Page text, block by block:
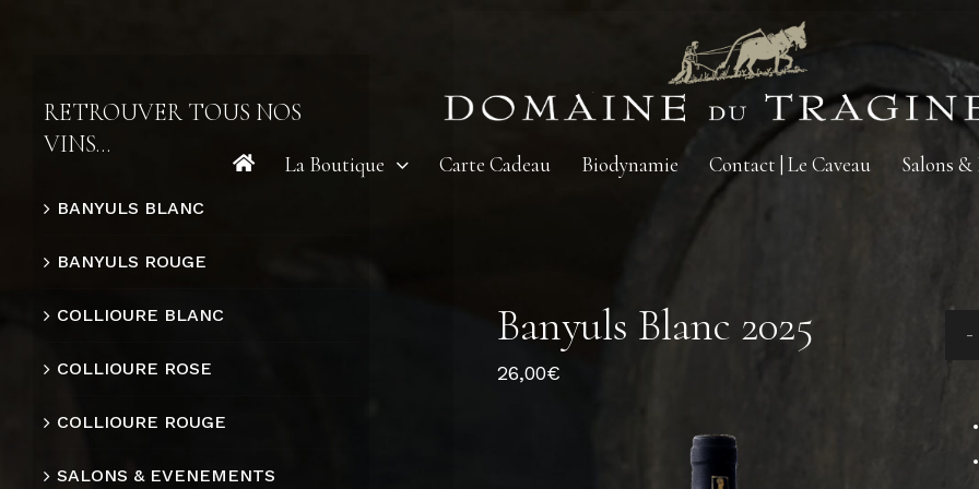
La Boutique Carte Cadeau Biodynamie Contact | Le Caveau Salons &
Banyuls Blanc 2025
26,00€
RETROUVER TOUS NOS
VINS…
BANYULS BLANC
BANYULS ROUGE
COLLIOURE BLANC
COLLIOURE ROSE
COLLIOURE ROUGE
SALONS & EVENEMENTS